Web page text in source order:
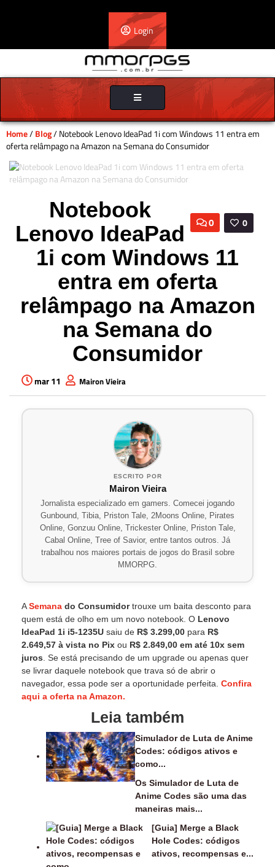
Login
Toggle
navigation
Home/Blog/ Notebook Lenovo IdeaPad 1i com Windows 11 entra em
oferta relâmpago na Amazon na Semana do Consumidor
0
0
Notebook
Lenovo IdeaPad
1i com Windows 11
entra em oferta
relâmpago na Amazon
na Semana do
Consumidor
mar 11 Mairon Vieira
ESCRITO POR
Mairon Vieira
Jornalista especializado em gamers. Comecei jogando
Gunbound, Tibia, Priston Tale, 2Moons Online, Pirates
Online, Gonzuu Online, Trickester Online, Priston Tale,
Cabal Online, Tree of Savior, entre tantos outros. Já
trabalhou nos maiores portais de jogos do Brasil sobre
MMORPG.
ASemana do Consumidortrouxe um baita desconto para
quem está de olho em um novo notebook. O Lenovo
IdeaPad 1i i5-1235U saiu de R$ 3.299,00 para R$
2.649,57 à vista no Pix ou R$ 2.849,00 em até 10x sem
juros . Se está precisando de um upgrade ou apenas quer
se livrar daquele notebook que trava só de abrir o
navegador, essa pode ser a oportunidade perfeita. Confira
aqui a oferta na Amazon.
Leia também
Simulador de Luta de Anime
Codes: códigos ativos e
como...
Os Simulador de Luta de
Anime Codes são uma das
maneiras mais...
[Guia] Merge a Black
Hole Codes: códigos
ativos, recompensas e...